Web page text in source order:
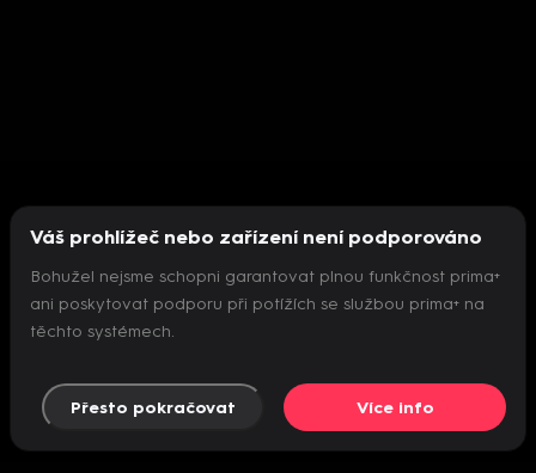
Nepodařilo se inicializovat přehrávač
Váš prohlížeč nebo zařízení není podporováno
Bohužel nejsme schopni garantovat plnou funkčnost prima+
ani poskytovat podporu při potížích se službou prima+ na
těchto systémech.
Přesto pokračovat Více info